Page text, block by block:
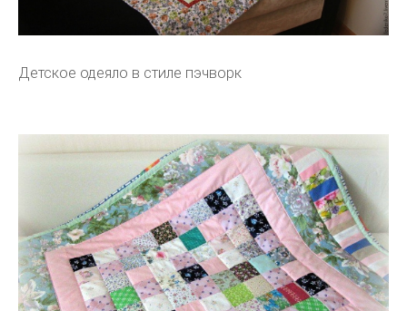
Детское одеяло в стиле пэчворк